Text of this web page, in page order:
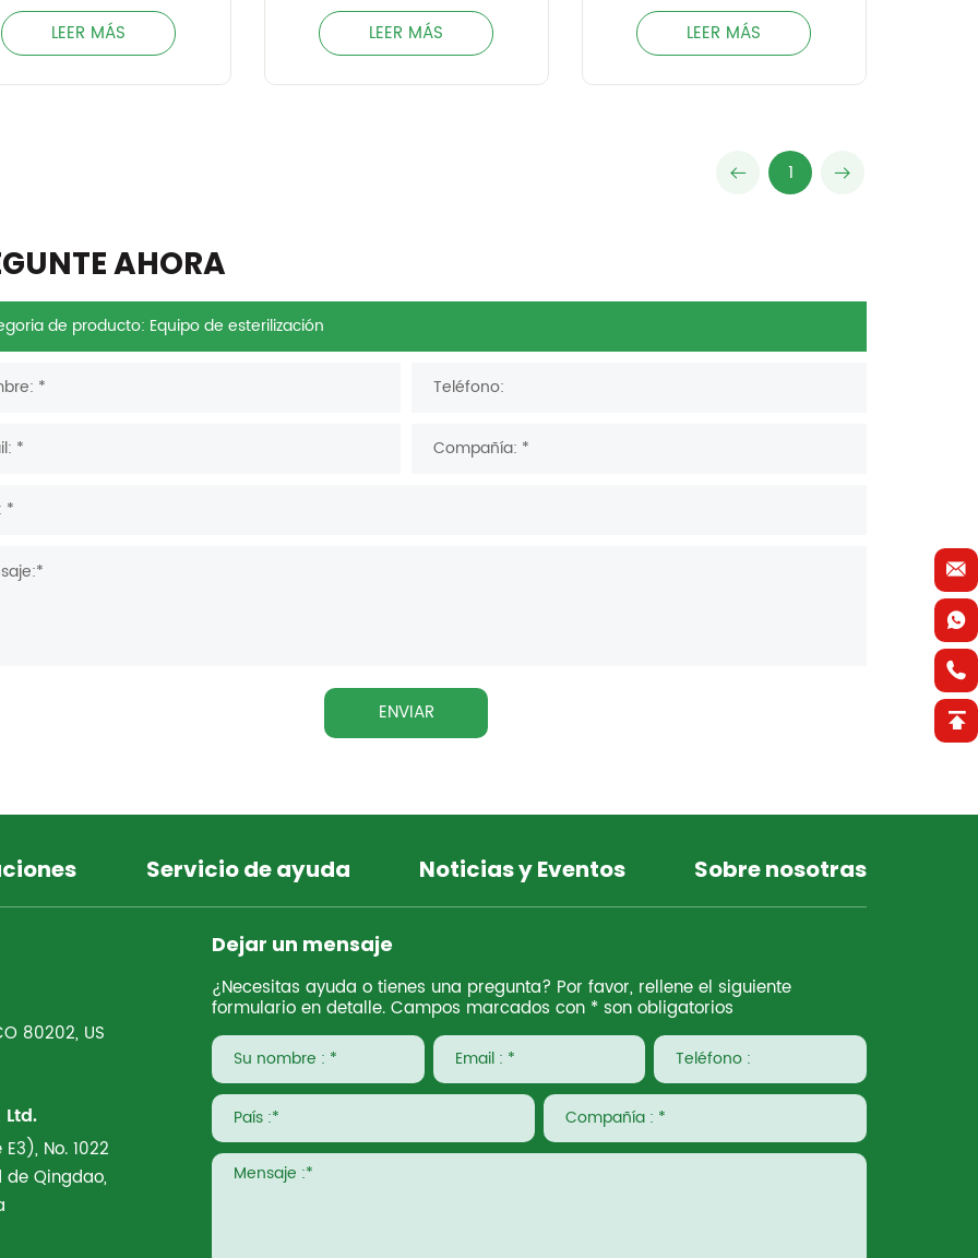
LEER MÁS LEER MÁS LEER MÁS
1
AHORA
ENVIAR
Servicio de ayuda Noticias y Eventos Sobre nosotras
80202, US
No. 1022
de Qingdao,
Dejar un mensaje
¿Necesitas ayuda o tienes una pregunta? Por favor, rellene el siguiente
formulario en detalle. Campos marcados con * son obligatorios